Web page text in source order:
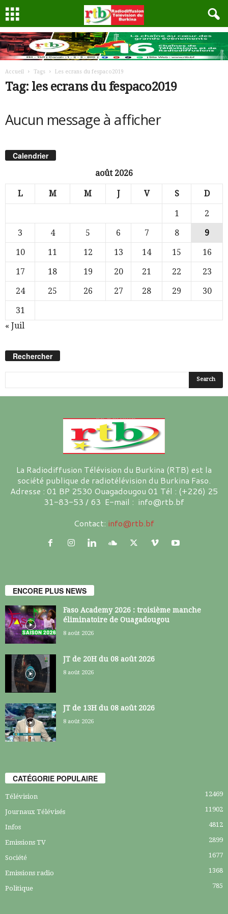
Accueil Tags Les ecrans du fespaco2019
Tag: les ecrans du fespaco2019
Aucun message à afficher
Calendrier
août 2026
L M M J V S D
1
2
3
4 5 6 7 8
9
10
11 12 13 14 15
16
17
18 19 20 21 22
23
24
25 26 27 28 29
30
31
« Juil
Rechercher
La Radiodiffusion Télévision du Burkina (RTB) est la
société publique de radiotélévision du Burkina Faso.
Adresse : 01 BP 2530 Ouagadougou 01 Tél : (+226) 25
31-83-53 / 63 E-mail : info@rtb.bf
Contact: info@rtb.bf
ENCORE PLUS NEWS
Faso Academy 2026 : troisième manche
éliminatoire de Ouagadougou
8 août 2026
JT de 20H du 08 août 2026
8 août 2026
JT de 13H du 08 août 2026
8 août 2026
CATÉGORIE POPULAIRE
Télévision 12469
Journaux Télévisés 11902
Infos 4812
Emissions TV 2899
Société 1677
Emissions radio 1368
Politique 785